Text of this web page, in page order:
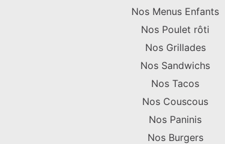
Nos Menus Enfants
Nos Poulet rôti
Nos Grillades
Nos Sandwichs
Nos Tacos
Nos Couscous
Nos Paninis
Nos Burgers